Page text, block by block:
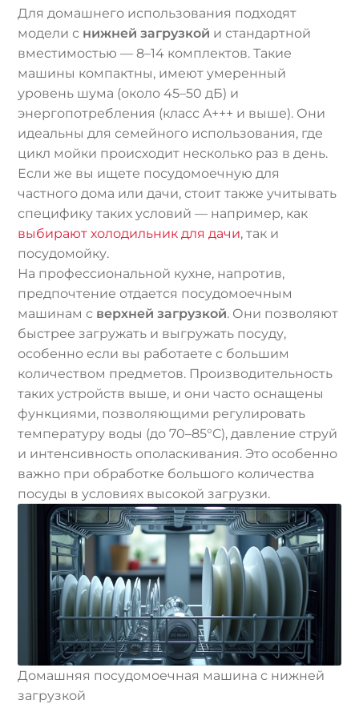
Для домашнего использования подходят
модели с нижней загрузкой и стандартной
вместимостью — 8–14 комплектов. Такие
машины компактны, имеют умеренный
уровень шума (около 45–50 дБ) и
энергопотребления (класс A+++ и выше). Они
идеальны для семейного использования, где
цикл мойки происходит несколько раз в день.
Если же вы ищете посудомоечную для
частного дома или дачи, стоит также учитывать
специфику таких условий — например, как
выбирают холодильник для дачи, так и
посудомойку.
На профессиональной кухне, напротив,
предпочтение отдается посудомоечным
машинам с верхней загрузкой. Они позволяют
быстрее загружать и выгружать посуду,
особенно если вы работаете с большим
количеством предметов. Производительность
таких устройств выше, и они часто оснащены
функциями, позволяющими регулировать
температуру воды (до 70–85°C), давление струй
и интенсивность ополаскивания. Это особенно
важно при обработке большого количества
посуды в условиях высокой загрузки.
Домашняя посудомоечная машина с нижней
загрузкой